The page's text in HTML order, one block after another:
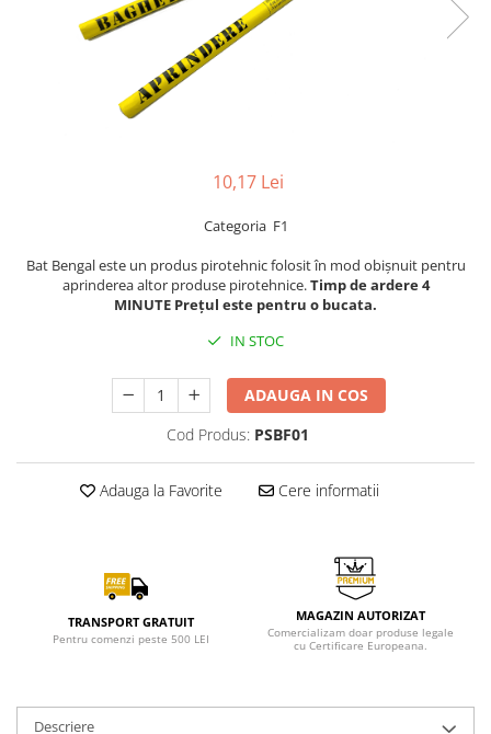
10,17 Lei
Categoria F1
Bat Bengal este un produs pirotehnic folosit în mod obișnuit pentru
aprinderea altor produse pirotehnice.Timp de ardere 4
MINUTE Prețul este pentru o bucata.
IN STOC
ADAUGA IN COS
Cod Produs: PSBF01
Adauga la Favorite Cere informatii
TRANSPORT GRATUIT
Pentru comenzi peste 500 LEI
MAGAZIN AUTORIZAT
Comercializam doar produse legale
cu Certificare Europeana.
Descriere